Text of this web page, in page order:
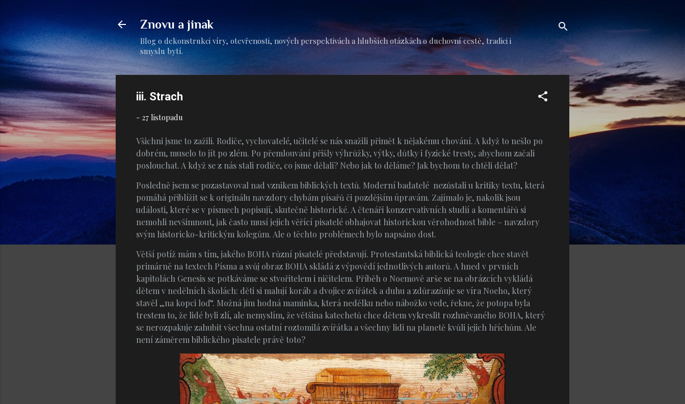
Znovu a jinak
Blog o dekonstrukci víry, otevřenosti, nových perspektivách a hlubších otázkách o duchovní cestě, tradici i
smyslu bytí.
iii. Strach
- 27 listopadu
Všichni jsme to zažili. Rodiče, vychovatelé, učitelé se nás snažili přimět k nějakému chování. A když to nešlo po
dobrém, muselo to jít po zlém. Po přemlouvání přišly výhrůžky, výtky, důtky i fyzické tresty, abychom začali
poslouchat. A když se z nás stali rodiče, co jsme dělali? Nebo jak to děláme? Jak bychom to chtěli dělat?
Posledně jsem se pozastavoval nad vznikem biblických textů. Moderní badatelé nezůstali u kritiky textu, která
pomáhá přiblížit se k originálu navzdory chybám písařů či pozdějším úpravám. Zajímalo je, nakolik jsou
události, které se v písmech popisují, skutečně historické. A čtenáři konzervativních studií a komentářů si
nemohli nevšimnout, jak často musí jejich věřící pisatelé obhajovat historickou věrohodnost bible – navzdory
svým historicko-kritickým kolegům. Ale o těchto problémech bylo napsáno dost.
Větší potíž mám s tím, jakého BOHA různí pisatelé představují. Protestantská biblická teologie chce stavět
primárně na textech Písma a svůj obraz BOHA skládá z výpovědí jednotlivých autorů. A hned v prvních
kapitolách Genesis se potkáváme se stvořitelem i ničitelem. Příběh o Noemově arše se na obrázcích vykládá
dětem v nedělních školách: děti si malují koráb a dvojice zvířátek a duhu a zdůrazňuje se víra Noeho, který
stavěl „na kopci loď“. Možná jim hodná maminka, která nedělku nebo nábožko vede, řekne, že potopa byla
trestem to, že lidé byli zlí, ale nemyslím, že většina katechetů chce dětem vykreslit rozhněvaného BOHA, který
se nerozpakuje zahubit všechna ostatní roztomilá zvířátka a všechny lidi na planetě kvůli jejich hříchům. Ale
není záměrem biblického pisatele právě toto?